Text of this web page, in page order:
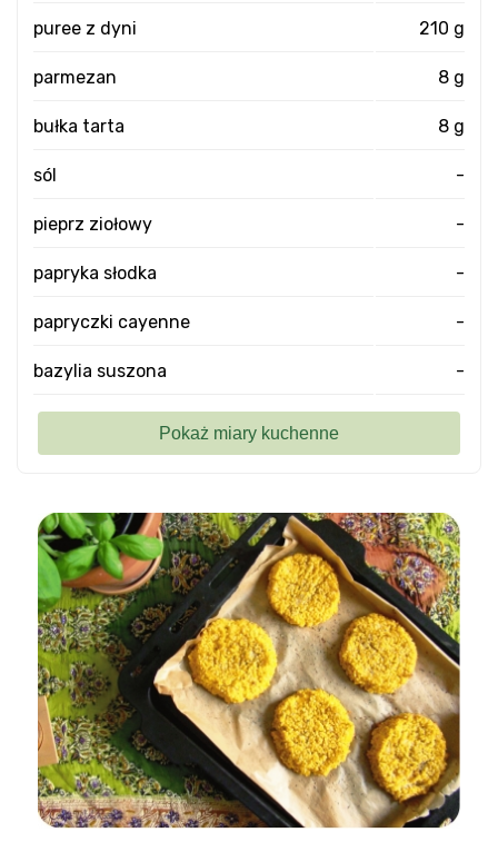
puree z dyni 210 g
parmezan 8 g
bułka tarta 8 g
sól -
pieprz ziołowy -
papryka słodka -
papryczki cayenne -
bazylia suszona -